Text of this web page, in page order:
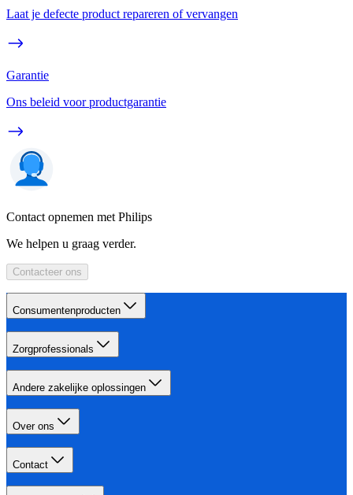
Laat je defecte product repareren of vervangen
Garantie
Ons beleid voor productgarantie
Contact opnemen met Philips
We helpen u graag verder.
Contacteer ons
Consumentenproducten
Zorgprofessionals
Andere zakelijke oplossingen
Over ons
Contact